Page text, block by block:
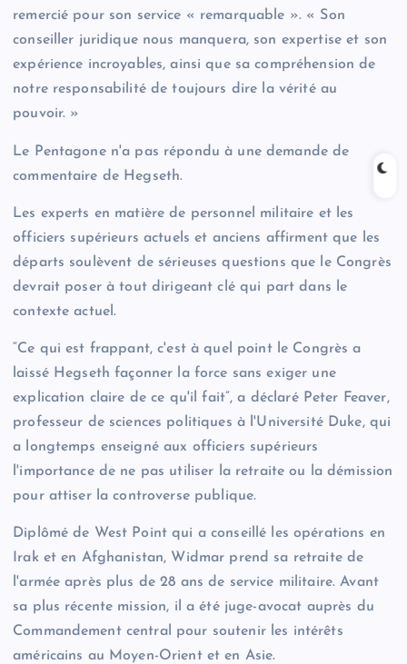
remercié pour son service « remarquable ». « Son
conseiller juridique nous manquera, son expertise et son
expérience incroyables, ainsi que sa compréhension de
notre responsabilité de toujours dire la vérité au
pouvoir. »
Le Pentagone n'a pas répondu à une demande de
commentaire de Hegseth.
Les experts en matière de personnel militaire et les
officiers supérieurs actuels et anciens affirment que les
départs soulèvent de sérieuses questions que le Congrès
devrait poser à tout dirigeant clé qui part dans le
contexte actuel.
“Ce qui est frappant, c'est à quel point le Congrès a
laissé Hegseth façonner la force sans exiger une
explication claire de ce qu'il fait”, a déclaré Peter Feaver,
professeur de sciences politiques à l'Université Duke, qui
a longtemps enseigné aux officiers supérieurs
l'importance de ne pas utiliser la retraite ou la démission
pour attiser la controverse publique.
Diplômé de West Point qui a conseillé les opérations en
Irak et en Afghanistan, Widmar prend sa retraite de
l'armée après plus de 28 ans de service militaire. Avant
sa plus récente mission, il a été juge-avocat auprès du
Commandement central pour soutenir les intérêts
américains au Moyen-Orient et en Asie.